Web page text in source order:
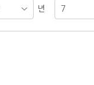
년 7